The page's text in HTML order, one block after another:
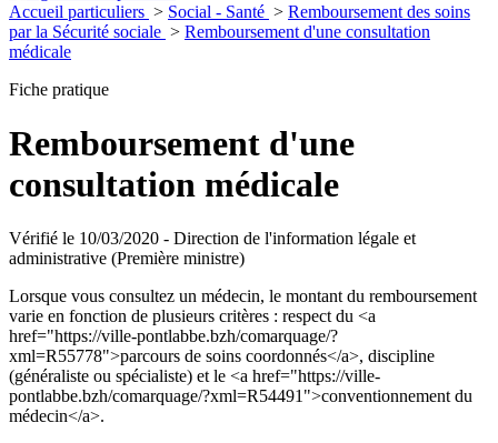
Accueil particuliers > Social - Santé > Remboursement des soins
par la Sécurité sociale > Remboursement d'une consultation
médicale
Fiche pratique
Remboursement d'une
consultation médicale
Vérifié le 10/03/2020 - Direction de l'information légale et
administrative (Première ministre)
Lorsque vous consultez un médecin, le montant du remboursement
varie en fonction de plusieurs critères : respect du <a
href="https://ville-pontlabbe.bzh/comarquage/?
xml=R55778">parcours de soins coordonnés</a>, discipline
(généraliste ou spécialiste) et le <a href="https://ville-
pontlabbe.bzh/comarquage/?xml=R54491">conventionnement du
médecin</a>.